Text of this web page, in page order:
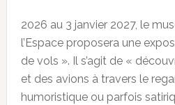
2026 au 3 janvier 2027, le
l’Espace proposera une
de vols ». Il s’agit de «
et des avions à travers le
humoristique ou parfois